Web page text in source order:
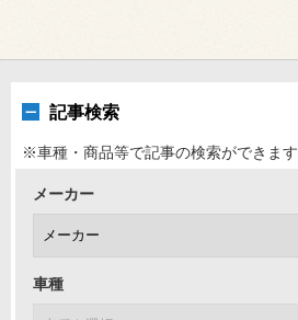
記事検索
※車種・商品等で記事の検索ができます
メーカー
車種